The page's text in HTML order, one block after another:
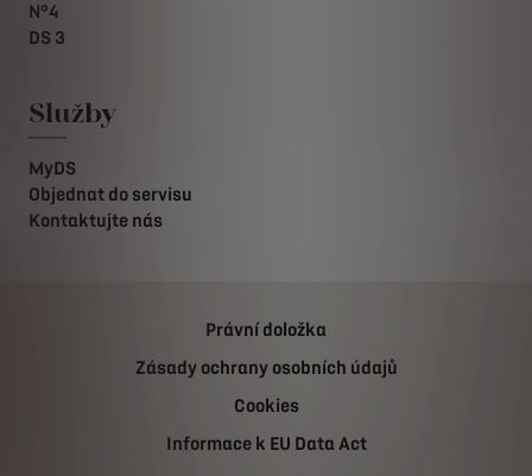
N°4
DS 3
Služby
MyDS
Objednat do servisu
Kontaktujte nás
Právní doložka
Zásady ochrany osobních údajů
Cookies
Informace k EU Data Act